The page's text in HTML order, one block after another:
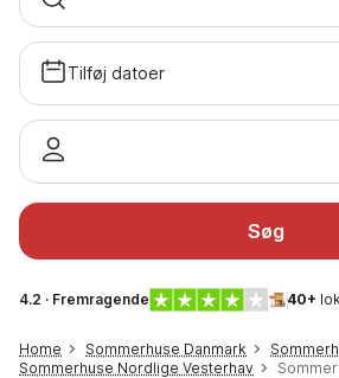
Tilføj datoer
Søg
4.2 · Fremragende 40+
Home Sommerhuse Danmark
Sommerhuse Nordlige Vesterhav